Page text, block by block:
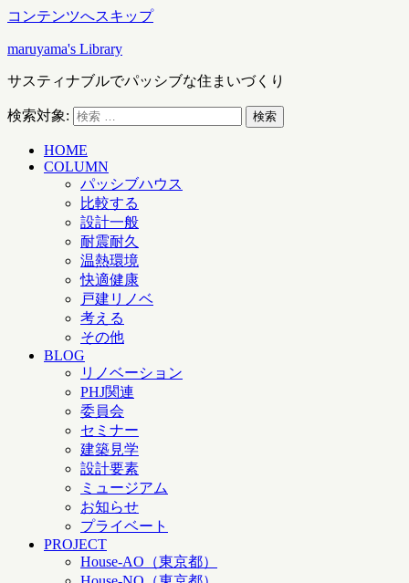
コンテンツへスキップ
maruyama's Library
サスティナブルでパッシブな住まいづくり
検索対象: 検索
HOME
COLUMN
パッシブハウス
比較する
設計一般
耐震耐久
温熱環境
快適健康
戸建リノベ
考える
その他
BLOG
リノベーション
PHJ関連
委員会
セミナー
建築見学
設計要素
ミュージアム
お知らせ
プライベート
PROJECT
House-AO（東京都）